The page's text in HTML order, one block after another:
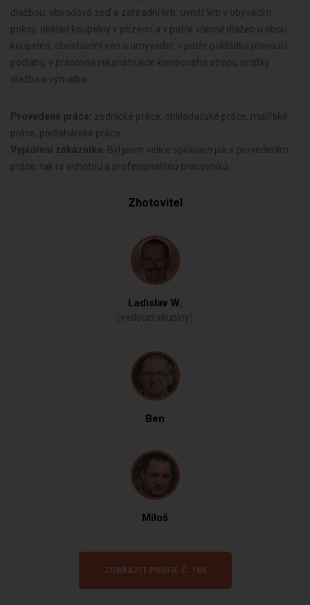
dlažbou, obvodová zeď a zahradní krb, uvnitř krb v obývacím
pokoji, obklad koupelny v přízemí a v patře včetně dlažeb u obou
koupelen, obestavění van a umyvadel, v patře pokládka plovoucí
podlahy, v pracovně rekonstrukce klenbového stropu omítky
dlažba a výmalba.
Provedené práce: zednické práce, obkladačské práce, malířské
práce, podlahářské práce
Vyjádření zákazníka:
Byl jsem velice spokojen jak s provedením
práce, tak i s ochotou a profesionalitou pracovniků.
Zhotovitel
Ladislav W.
(vedoucí skupiny)
Ben
Miloš
ZOBRAZIT PROFIL Č. 188